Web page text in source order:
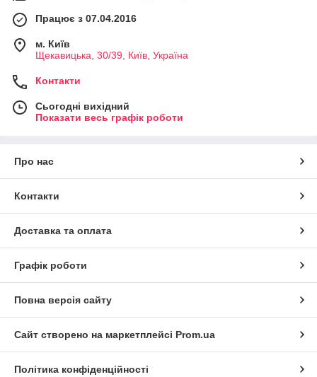
Працює з 07.04.2016
м. Київ
Щекавицька, 30/39, Київ, Україна
Контакти
Сьогодні вихідний
Показати весь графік роботи
Про нас
Контакти
Доставка та оплата
Графік роботи
Повна версія сайту
Сайт створено на маркетплейсі Prom.ua
Політика конфіденційності